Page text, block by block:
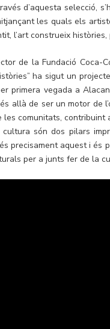
d’aquesta selecció,
les quals els
l’art construeix
de la Fundació Coca-
ha sigut un
primera vegada a
allà de ser un motor de
les comunitats,
són dos pilars
precisament aquest i és
per a junts fer de la